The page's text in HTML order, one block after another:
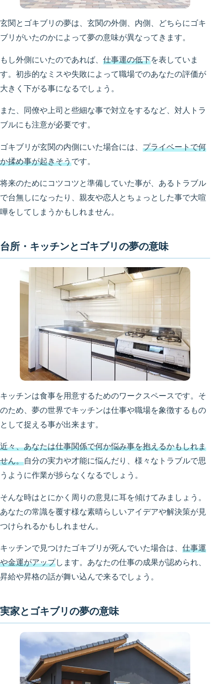
玄関とゴキブリの夢は、玄関の外側、内側、どちらにゴキ
ブリがいたのかによって夢の意味が異なってきます。
もし外側にいたのであれば、 仕事運の低下を表していま
す。初歩的なミスや失敗によって職場でのあなたの評価が
大きく下がる事になるでしょう。
また、同僚や上司と些細な事で対立をするなど、対人トラ
ブルにも注意が必要です。
ゴキブリが玄関の内側にいた場合には、 プライベートで何
か揉め事が起きそうです。
将来のためにコツコツと準備していた事が、あるトラブル
で台無しになったり、親友や恋人とちょっとした事で大喧
嘩をしてしまうかもしれません。
台所・キッチンとゴキブリの夢の意味
キッチンは食事を用意するためのワークスペースです。そ
のため、夢の世界でキッチンは仕事や職場を象徴するもの
として捉える事が出来ます。
近々、あなたは仕事関係で何か悩み事を抱えるかもしれま
せん。自分の実力や才能に悩んだり、様々なトラブルで思
うように作業が捗らなくなるでしょう。
そんな時はとにかく周りの意見に耳を傾けてみましょう。
あなたの常識を覆す様な素晴らしいアイデアや解決策が見
つけられるかもしれません。
キッチンで見つけたゴキブリが死んでいた場合は、 仕事運
や金運がアップします。あなたの仕事の成果が認められ、
昇給や昇格の話が舞い込んで来るでしょう。
実家とゴキブリの夢の意味